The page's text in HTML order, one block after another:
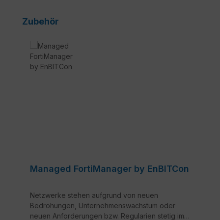
Produktgalerie überspringen
Zubehör
Managed FortiManager by EnBITCon
Netzwerke stehen aufgrund von neuen
Bedrohungen, Unternehmenswachstum oder
neuen Anforderungen bzw. Regularien stetig im